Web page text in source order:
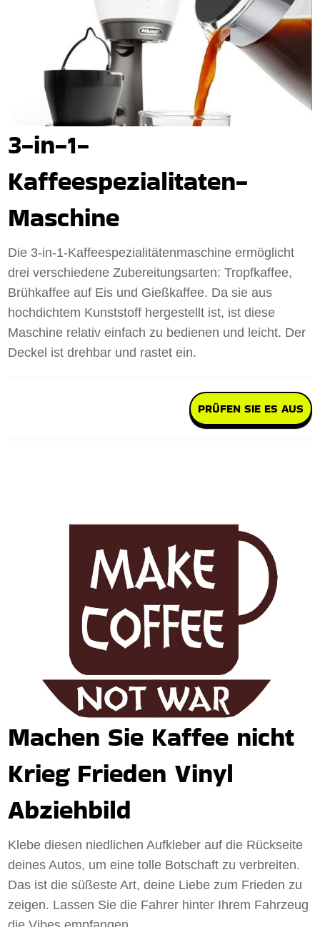
3-in-1-
Kaffeespezialitaten-
Maschine
Die 3-in-1-Kaffeespezialitätenmaschine ermöglicht
drei verschiedene Zubereitungsarten: Tropfkaffee,
Brühkaffee auf Eis und Gießkaffee. Da sie aus
hochdichtem Kunststoff hergestellt ist, ist diese
Maschine relativ einfach zu bedienen und leicht. Der
Deckel ist drehbar und rastet ein.
PRÜFEN SIE ES AUS
Machen Sie Kaffee nicht
Krieg Frieden Vinyl
Abziehbild
Klebe diesen niedlichen Aufkleber auf die Rückseite
deines Autos, um eine tolle Botschaft zu verbreiten.
Das ist die süßeste Art, deine Liebe zum Frieden zu
zeigen. Lassen Sie die Fahrer hinter Ihrem Fahrzeug